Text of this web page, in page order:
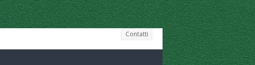
Contatti